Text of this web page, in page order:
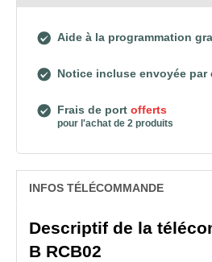
Aide à la programmation
Notice incluse envoyée par
Frais de port offerts
pour l'achat de 2 produits
INFOS TÉLÉCOMMANDE
Descriptif de la
B RCB02